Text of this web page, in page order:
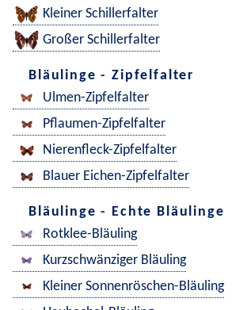
Kleiner Schillerfalter
Großer Schillerfalter
Bläulinge - Zipfelfalter
Ulmen-Zipfelfalter
Pflaumen-Zipfelfalter
Nierenfleck-Zipfelfalter
Blauer Eichen-Zipfelfalter
Bläulinge - Echte Bläulinge
Rotklee-Bläuling
Kurzschwänziger Bläuling
Kleiner Sonnenröschen-Bläuling